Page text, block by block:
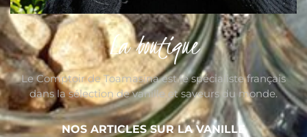
La boutique
Le Comptoir de Toamasina est le spécialiste français
dans la sélection de vanille et saveurs du monde.
NOS ARTICLES SUR LA VANILLE